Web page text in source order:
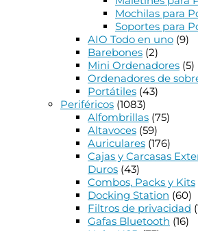
Mochilas para
Soportes para
AIO Todo en uno (9)
Barebones (2)
Mini Ordenadores (5)
Ordenadores de
Portátiles (43)
Periféricos (1083)
Alfombrillas (75)
Altavoces (59)
Auriculares (176)
Cajas y Carcasas
Duros (43)
Combos, Packs y Kits
Docking Station (60)
Filtros de privacidad
Gafas Bluetooth (16)